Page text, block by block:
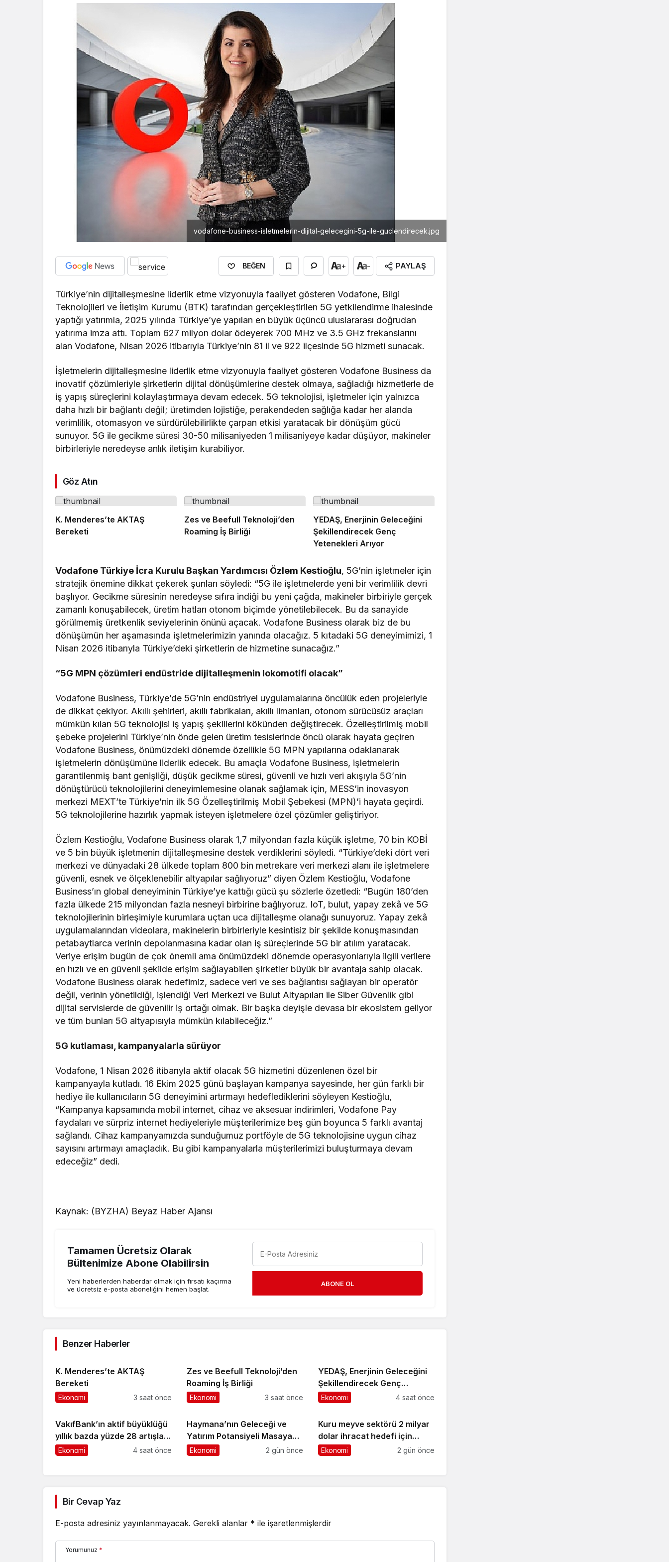
vodafone-business-isletmelerin-dijital-gelecegini-5g-ile-guclendirecek.jpg
BEĞEN + - PAYLAŞ
Türkiye’nin dijitalleşmesine liderlik etme vizyonuyla faaliyet gösteren Vodafone, Bilgi
Teknolojileri ve İletişim Kurumu (BTK) tarafından gerçekleştirilen 5G yetkilendirme ihalesinde
yaptığı yatırımla, 2025 yılında Türkiye’ye yapılan en büyük üçüncü uluslararası doğrudan
yatırıma imza attı. Toplam 627 milyon dolar ödeyerek 700 MHz ve 3.5 GHz frekanslarını
alan Vodafone, Nisan 2026 itibarıyla Türkiye’nin 81 il ve 922 ilçesinde 5G hizmeti sunacak.
İşletmelerin dijitalleşmesine liderlik etme vizyonuyla faaliyet gösteren Vodafone Business da
inovatif çözümleriyle şirketlerin dijital dönüşümlerine destek olmaya, sağladığı hizmetlerle de
iş yapış süreçlerini kolaylaştırmaya devam edecek. 5G teknolojisi, işletmeler için yalnızca
daha hızlı bir bağlantı değil; üretimden lojistiğe, perakendeden sağlığa kadar her alanda
verimlilik, otomasyon ve sürdürülebilirlikte çarpan etkisi yaratacak bir dönüşüm gücü
sunuyor. 5G ile gecikme süresi 30-50 milisaniyeden 1 milisaniyeye kadar düşüyor, makineler
birbirleriyle neredeyse anlık iletişim kurabiliyor.
Göz Atın
K. Menderes’te AKTAŞ
Bereketi
Zes ve Beefull Teknoloji’den
Roaming İş Birliği
YEDAŞ, Enerjinin Geleceğini
Şekillendirecek Genç
Yetenekleri Arıyor
Vodafone Türkiye İcra Kurulu Başkan Yardımcısı Özlem Kestioğlu, 5G’nin işletmeler için
stratejik önemine dikkat çekerek şunları söyledi: “5G ile işletmelerde yeni bir verimlilik devri
başlıyor. Gecikme süresinin neredeyse sıfıra indiği bu yeni çağda, makineler birbiriyle gerçek
zamanlı konuşabilecek, üretim hatları otonom biçimde yönetilebilecek. Bu da sanayide
görülmemiş üretkenlik seviyelerinin önünü açacak. Vodafone Business olarak biz de bu
dönüşümün her aşamasında işletmelerimizin yanında olacağız. 5 kıtadaki 5G deneyimimizi, 1
Nisan 2026 itibarıyla Türkiye’deki şirketlerin de hizmetine sunacağız.”
“5G MPN çözümleri endüstride dijitalleşmenin lokomotifi olacak”
Vodafone Business, Türkiye’de 5G’nin endüstriyel uygulamalarına öncülük eden projeleriyle
de dikkat çekiyor. Akıllı şehirleri, akıllı fabrikaları, akıllı limanları, otonom sürücüsüz araçları
mümkün kılan 5G teknolojisi iş yapış şekillerini kökünden değiştirecek. Özelleştirilmiş mobil
şebeke projelerini Türkiye’nin önde gelen üretim tesislerinde öncü olarak hayata geçiren
Vodafone Business, önümüzdeki dönemde özellikle 5G MPN yapılarına odaklanarak
işletmelerin dönüşümüne liderlik edecek. Bu amaçla Vodafone Business, işletmelerin
garantilenmiş bant genişliği, düşük gecikme süresi, güvenli ve hızlı veri akışıyla 5G’nin
dönüştürücü teknolojilerini deneyimlemesine olanak sağlamak için, MESS’in inovasyon
merkezi MEXT’te Türkiye’nin ilk 5G Özelleştirilmiş Mobil Şebekesi (MPN)’i hayata geçirdi.
5G teknolojilerine hazırlık yapmak isteyen işletmelere özel çözümler geliştiriyor.
Özlem Kestioğlu, Vodafone Business olarak 1,7 milyondan fazla küçük işletme, 70 bin KOBİ
ve 5 bin büyük işletmenin dijitalleşmesine destek verdiklerini söyledi. “Türkiye’deki dört veri
merkezi ve dünyadaki 28 ülkede toplam 800 bin metrekare veri merkezi alanı ile işletmelere
güvenli, esnek ve ölçeklenebilir altyapılar sağlıyoruz” diyen Özlem Kestioğlu, Vodafone
Business’ın global deneyiminin Türkiye’ye kattığı gücü şu sözlerle özetledi: “Bugün 180’den
fazla ülkede 215 milyondan fazla nesneyi birbirine bağlıyoruz. IoT, bulut, yapay zekâ ve 5G
teknolojilerinin birleşimiyle kurumlara uçtan uca dijitalleşme olanağı sunuyoruz. Yapay zekâ
uygulamalarından videolara, makinelerin birbirleriyle kesintisiz bir şekilde konuşmasından
petabaytlarca verinin depolanmasına kadar olan iş süreçlerinde 5G bir atılım yaratacak.
Veriye erişim bugün de çok önemli ama önümüzdeki dönemde operasyonlarıyla ilgili verilere
en hızlı ve en güvenli şekilde erişim sağlayabilen şirketler büyük bir avantaja sahip olacak.
Vodafone Business olarak hedefimiz, sadece veri ve ses bağlantısı sağlayan bir operatör
değil, verinin yönetildiği, işlendiği Veri Merkezi ve Bulut Altyapıları ile Siber Güvenlik gibi
dijital servislerde de güvenilir iş ortağı olmak. Bir başka deyişle devasa bir ekosistem geliyor
ve tüm bunları 5G altyapısıyla mümkün kılabileceğiz.”
5G kutlaması, kampanyalarla sürüyor
Vodafone, 1 Nisan 2026 itibarıyla aktif olacak 5G hizmetini düzenlenen özel bir
kampanyayla kutladı. 16 Ekim 2025 günü başlayan kampanya sayesinde, her gün farklı bir
hediye ile kullanıcıların 5G deneyimini artırmayı hedeflediklerini söyleyen Kestioğlu,
“Kampanya kapsamında mobil internet, cihaz ve aksesuar indirimleri, Vodafone Pay
faydaları ve sürpriz internet hediyeleriyle müşterilerimize beş gün boyunca 5 farklı avantaj
sağlandı. Cihaz kampanyamızda sunduğumuz portföyle de 5G teknolojisine uygun cihaz
sayısını artırmayı amaçladık. Bu gibi kampanyalarla müşterilerimizi buluşturmaya devam
edeceğiz” dedi.
Kaynak: (BYZHA) Beyaz Haber Ajansı
Tamamen Ücretsiz Olarak
Bültenimize Abone Olabilirsin
Yeni haberlerden haberdar olmak için fırsatı kaçırma
ve ücretsiz e-posta aboneliğini hemen başlat.
ABONE OL
Benzer Haberler
K. Menderes’te AKTAŞ
Bereketi
Ekonomi 3 saat önce
Zes ve Beefull Teknoloji’den
Roaming İş Birliği
Ekonomi 3 saat önce
YEDAŞ, Enerjinin Geleceğini
Şekillendirecek Genç
Yetenekleri Arıyor
Ekonomi 4 saat önce
VakıfBank’ın aktif büyüklüğü
yıllık bazda yüzde 28 artışla
5,8 trilyon TL’yi aştı
Ekonomi 4 saat önce
Haymana’nın Geleceği ve
Yatırım Potansiyeli Masaya
Yatırıldı
Ekonomi 2 gün önce
Kuru meyve sektörü 2 milyar
dolar ihracat hedefi için
Ankara’dan destek istedi
Ekonomi 2 gün önce
Bir Cevap Yaz
E-posta adresiniz yayınlanmayacak. Gerekli alanlar * ile işaretlenmişlerdir
Yorumunuz *